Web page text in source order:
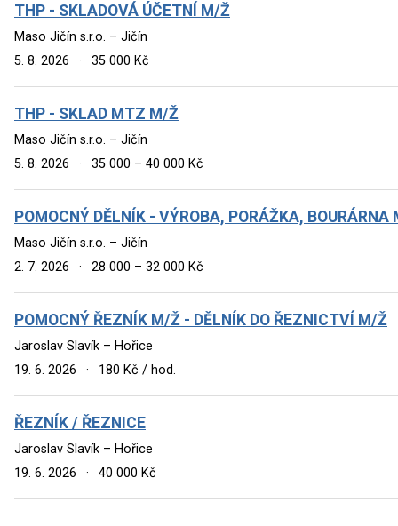
THP - SKLADOVÁ ÚČETNÍ M/Ž
Maso Jičín s.r.o. – Jičín
5. 8. 2026
· 35 000 Kč
THP - SKLAD MTZ M/Ž
Maso Jičín s.r.o. – Jičín
5. 8. 2026
· 35 000 – 40 000 Kč
POMOCNÝ DĚLNÍK - VÝROBA, PORÁŽKA, BOURÁRNA
Maso Jičín s.r.o. – Jičín
2. 7. 2026
· 28 000 – 32 000 Kč
POMOCNÝ ŘEZNÍK M/Ž - DĚLNÍK DO ŘEZNICTVÍ M/Ž
Jaroslav Slavík – Hořice
19. 6. 2026
· 180 Kč / hod.
ŘEZNÍK / ŘEZNICE
Jaroslav Slavík – Hořice
19. 6. 2026
· 40 000 Kč